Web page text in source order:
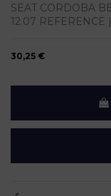
SEAT CORDOBA
12.07 REFERENCE
30,25 €